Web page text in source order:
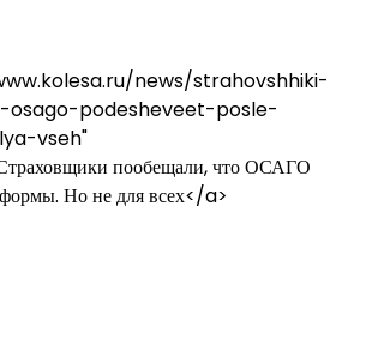
news/strahovshhiki-
osago-podesheveet-posle-
vseh"
пообещали, что ОСАГО
Но не для всех</a>